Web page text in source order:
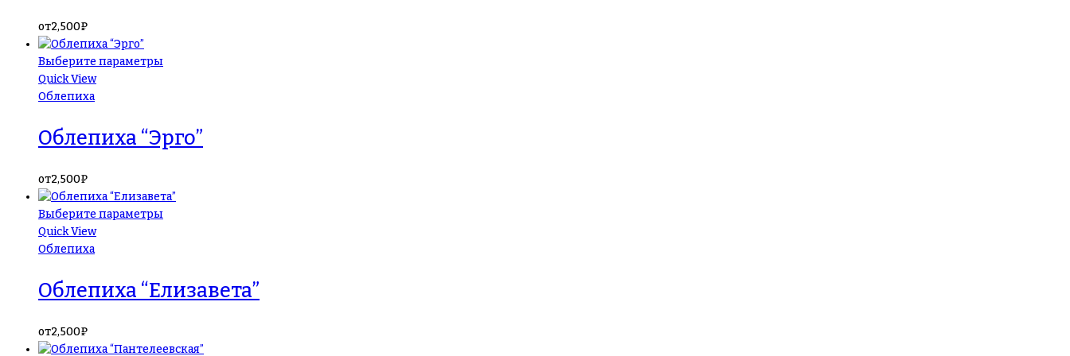
от2,500₽
Выберите параметры
Quick View
Облепиха
Облепиха “Эрго”
от2,500₽
Выберите параметры
Quick View
Облепиха
Облепиха “Елизавета”
от2,500₽